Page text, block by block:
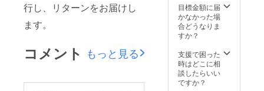
行し、リターンをお届けし
ます。
コメント もっと見る
目標金額に届
かなかった場
合どうなりま
すか？
支援で困った
時はどこに相
談したらいい
ですか？